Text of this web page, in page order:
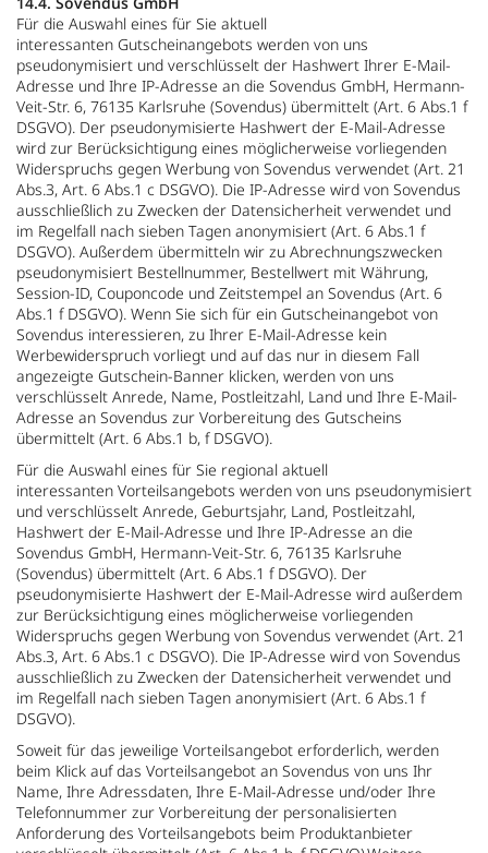
Für die Auswahl eines für Sie aktuell
interessanten Gutscheinangebots werden von uns
pseudonymisiert und verschlüsselt der Hashwert Ihrer E-Mail-
Adresse und Ihre IP-Adresse an die Sovendus GmbH, Hermann-
Veit-Str. 6, 76135 Karlsruhe (Sovendus) übermittelt (Art. 6 Abs.1 f
DSGVO). Der pseudonymisierte Hashwert der E-Mail-Adresse
wird zur Berücksichtigung eines möglicherweise vorliegenden
Widerspruchs gegen Werbung von Sovendus verwendet (Art. 21
Abs.3, Art. 6 Abs.1 c DSGVO). Die IP-Adresse wird von Sovendus
ausschließlich zu Zwecken der Datensicherheit verwendet und
im Regelfall nach sieben Tagen anonymisiert (Art. 6 Abs.1 f
DSGVO). Außerdem übermitteln wir zu Abrechnungszwecken
pseudonymisiert Bestellnummer, Bestellwert mit Währung,
Session-ID, Couponcode und Zeitstempel an Sovendus (Art. 6
Abs.1 f DSGVO). Wenn Sie sich für ein Gutscheinangebot von
Sovendus interessieren, zu Ihrer E-Mail-Adresse kein
Werbewiderspruch vorliegt und auf das nur in diesem Fall
angezeigte Gutschein-Banner klicken, werden von uns
verschlüsselt Anrede, Name, Postleitzahl, Land und Ihre E-Mail-
Adresse an Sovendus zur Vorbereitung des Gutscheins
übermittelt (Art. 6 Abs.1 b, f DSGVO).
Für die Auswahl eines für Sie regional aktuell
interessanten Vorteilsangebots werden von uns pseudonymisiert
und verschlüsselt Anrede, Geburtsjahr, Land, Postleitzahl,
Hashwert der E-Mail-Adresse und Ihre IP-Adresse an die
Sovendus GmbH, Hermann-Veit-Str. 6, 76135 Karlsruhe
(Sovendus) übermittelt (Art. 6 Abs.1 f DSGVO). Der
pseudonymisierte Hashwert der E-Mail-Adresse wird außerdem
zur Berücksichtigung eines möglicherweise vorliegenden
Widerspruchs gegen Werbung von Sovendus verwendet (Art. 21
Abs.3, Art. 6 Abs.1 c DSGVO). Die IP-Adresse wird von Sovendus
ausschließlich zu Zwecken der Datensicherheit verwendet und
im Regelfall nach sieben Tagen anonymisiert (Art. 6 Abs.1 f
DSGVO).
Soweit für das jeweilige Vorteilsangebot erforderlich, werden
beim Klick auf das Vorteilsangebot an Sovendus von uns Ihr
Name, Ihre Adressdaten, Ihre E-Mail-Adresse und/oder Ihre
Telefonnummer zur Vorbereitung der personalisierten
Anforderung des Vorteilsangebots beim Produktanbieter